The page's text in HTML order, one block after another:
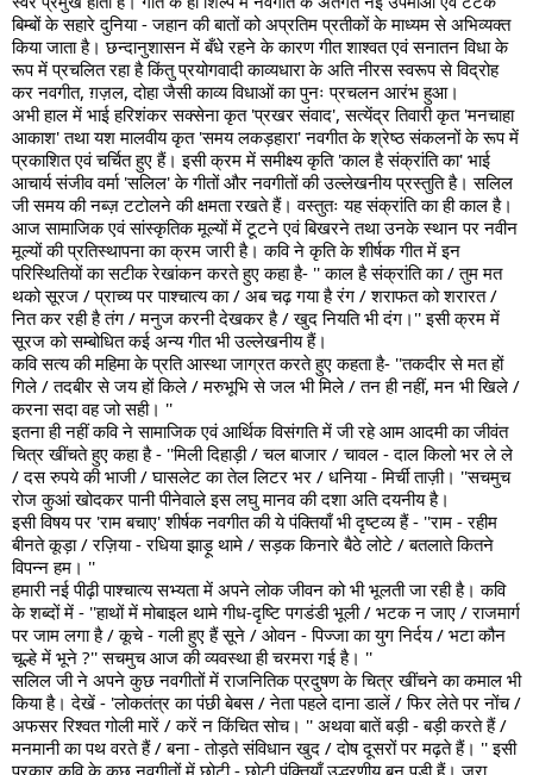
बिम्बों के सहारे दुनिया - जहान की बातों को अप्रतिम प्रतीकों के माध्यम से अभिव्यक्त
किया जाता है। छन्दानुशासन में बँधे रहने के कारण गीत शाश्वत एवं सनातन विधा के
रूप में प्रचलित रहा है किंतु प्रयोगवादी काव्यधारा के अति नीरस स्वरूप से विद्रोह
कर नवगीत, ग़ज़ल, दोहा जैसी काव्य विधाओं का पुनः प्रचलन आरंभ हुआ।
अभी हाल में भाई हरिशंकर सक्सेना कृत 'प्रखर संवाद', सत्येंद्र तिवारी कृत 'मनचाहा
आकाश' तथा यश मालवीय कृत 'समय लकड़हारा' नवगीत के श्रेष्ठ संकलनों के रूप में
प्रकाशित एवं चर्चित हुए हैं। इसी क्रम में समीक्ष्य कृति 'काल है संक्रांति का' भाई
आचार्य संजीव वर्मा 'सलिल' के गीतों और नवगीतों की उल्लेखनीय प्रस्तुति है। सलिल
जी समय की नब्ज़ टटोलने की क्षमता रखते हैं। वस्तुतः यह संक्रांति का ही काल है।
आज सामाजिक एवं सांस्कृतिक मूल्यों में टूटने एवं बिखरने तथा उनके स्थान पर नवीन
मूल्यों की प्रतिस्थापना का क्रम जारी है। कवि ने कृति के शीर्षक गीत में इन
परिस्थितियों का सटीक रेखांकन करते हुए कहा है- '' काल है संक्रांति का / तुम मत
थको सूरज / प्राच्य पर पाश्चात्य का / अब चढ़ गया है रंग / शराफत को शरारत /
नित कर रही है तंग / मनुज करनी देखकर है / खुद नियति भी दंग।'' इसी क्रम में
सूरज को सम्बोधित कई अन्य गीत भी उल्लेखनीय हैं।
कवि सत्य की महिमा के प्रति आस्था जाग्रत करते हुए कहता है- ''तकदीर से मत हों
गिले / तदबीर से जय हों किले / मरुभूभि से जल भी मिले / तन ही नहीं, मन भी खिले /
करना सदा वह जो सही। ''
इतना ही नहीं कवि ने सामाजिक एवं आर्थिक विसंगति में जी रहे आम आदमी का जीवंत
चित्र खींचते हुए कहा है - ''मिली दिहाड़ी / चल बाजार / चावल - दाल किलो भर ले ले
/ दस रुपये की भाजी / घासलेट का तेल लिटर भर / धनिया - मिर्ची ताज़ी। ''सचमुच
रोज कुआं खोदकर पानी पीनेवाले इस लघु मानव की दशा अति दयनीय है।
इसी विषय पर 'राम बचाए' शीर्षक नवगीत की ये पंक्तियाँ भी दृष्टव्य हैं - ''राम - रहीम
बीनते कूड़ा / रज़िया - रधिया झाड़ू थामे / सड़क किनारे बैठे लोटे / बतलाते कितने
विपन्न हम। ''
हमारी नई पीढ़ी पाश्चात्य सभ्यता में अपने लोक जीवन को भी भूलती जा रही है। कवि
के शब्दों में - ''हाथों में मोबाइल थामे गीध-दृष्टि पगडंडी भूली / भटक न जाए / राजमार्ग
पर जाम लगा है / कूचे - गली हुए हैं सूने / ओवन - पिज्जा का युग निर्दय / भटा कौन
चूल्हे में भूने ?'' सचमुच आज की व्यवस्था ही चरमरा गई है। ''
सलिल जी ने अपने कुछ नवगीतों में राजनितिक प्रदुषण के चित्र खींचने का कमाल भी
किया है। देखें - 'लोकतंत्र का पंछी बेबस / नेता पहले दाना डालें / फिर लेते पर नोंच /
अफसर रिश्वत गोली मारें / करें न किंचित सोच। '' अथवा बातें बड़ी - बड़ी करते हैं /
मनमानी का पथ वरते हैं / बना - तोड़ते संविधान खुद / दोष दूसरों पर मढ़ते हैं। '' इसी